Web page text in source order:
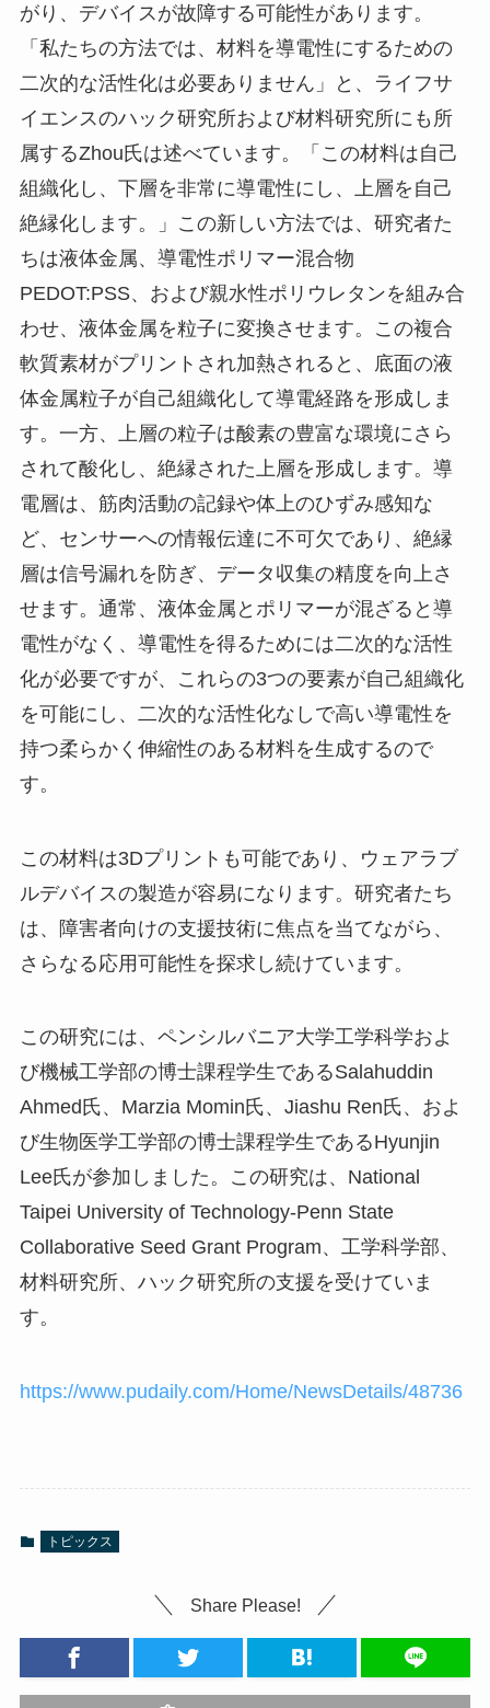
がり、デバイスが故障する可能性があります。
「私たちの方法では、材料を導電性にするための
二次的な活性化は必要ありません」と、ライフサ
イエンスのハック研究所および材料研究所にも所
属するZhou氏は述べています。「この材料は自己
組織化し、下層を非常に導電性にし、上層を自己
絶縁化します。」この新しい方法では、研究者た
ちは液体金属、導電性ポリマー混合物
PEDOT:PSS、および親水性ポリウレタンを組み合
わせ、液体金属を粒子に変換させます。この複合
軟質素材がプリントされ加熱されると、底面の液
体金属粒子が自己組織化して導電経路を形成しま
す。一方、上層の粒子は酸素の豊富な環境にさら
されて酸化し、絶縁された上層を形成します。導
電層は、筋肉活動の記録や体上のひずみ感知な
ど、センサーへの情報伝達に不可欠であり、絶縁
層は信号漏れを防ぎ、データ収集の精度を向上さ
せます。通常、液体金属とポリマーが混ざると導
電性がなく、導電性を得るためには二次的な活性
化が必要ですが、これらの3つの要素が自己組織化
を可能にし、二次的な活性化なしで高い導電性を
持つ柔らかく伸縮性のある材料を生成するので
す。
この材料は3Dプリントも可能であり、ウェアラブ
ルデバイスの製造が容易になります。研究者たち
は、障害者向けの支援技術に焦点を当てながら、
さらなる応用可能性を探求し続けています。
この研究には、ペンシルバニア大学工学科学およ
び機械工学部の博士課程学生であるSalahuddin
Ahmed氏、Marzia Momin氏、Jiashu Ren氏、およ
び生物医学工学部の博士課程学生であるHyunjin
Lee氏が参加しました。この研究は、National
Taipei University of Technology-Penn State
Collaborative Seed Grant Program、工学科学部、
材料研究所、ハック研究所の支援を受けていま
す。
https://www.pudaily.com/Home/NewsDetails/48736
トピックス
Share Please!